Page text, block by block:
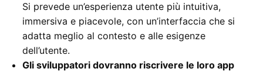
Si prevede un’esperienza utente più intuitiva,
immersiva e piacevole, con un’interfaccia che si
adatta meglio al contesto e alle esigenze
dell’utente.
Gli sviluppatori dovranno riscrivere le loro app